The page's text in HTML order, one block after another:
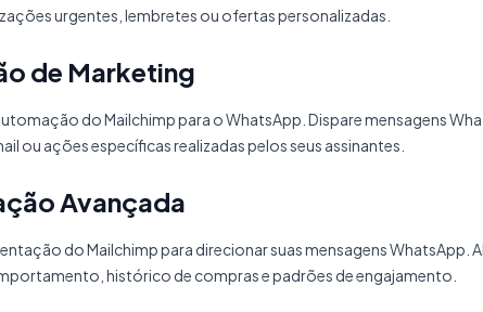
urgentes, lembretes ou ofertas personalizadas.
de Marketing
do Mailchimp para o WhatsApp. Dispare mensagens
ou ações específicas realizadas pelos seus assinantes.
Avançada
do Mailchimp para direcionar suas mensagens WhatsApp.
histórico de compras e padrões de engajamento.